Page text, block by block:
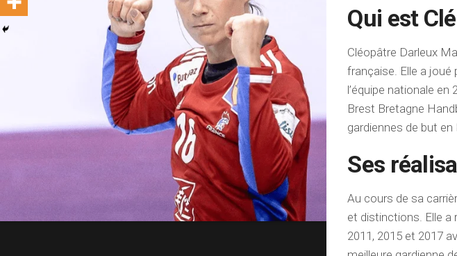
Qui est
Cléopâtre Darleux
française. Elle a joué
l’équipe nationale
Brest Bretagne
gardiennes de but en
Ses
Au cours de sa
et distinctions. Elle a
2011, 2015 et 2017